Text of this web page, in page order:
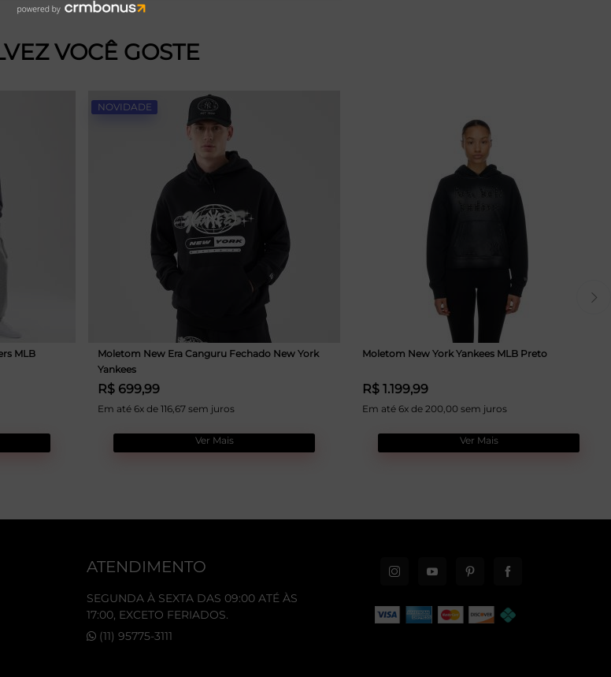
VOCÊ GOSTE
MLB
NOVIDADE
Moletom New Era Canguru Fechado New York
Yankees
R$ 699,99
Em até 6x de 116,67 sem juros
Ver Mais
Moletom New York Yankees MLB Preto
R$ 1.199,99
Em até 6x de 200,00 sem juros
Ver Mais
ATENDIMENTO
SEGUNDA À SEXTA DAS 09:00 ATÉ ÀS
17:00, EXCETO FERIADOS.
(11) 95775-3111